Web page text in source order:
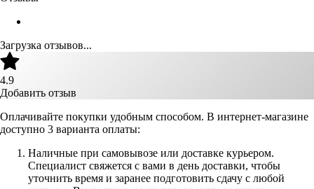
Загрузка отзывов...
4.9
Добавить отзыв
Оплачивайте покупки удобным способом. В интернет-магазине
доступно 3 варианта оплаты:
Наличные при самовывозе или доставке курьером.
Специалист свяжется с вами в день доставки, чтобы
уточнить время и заранее подготовить сдачу с любой